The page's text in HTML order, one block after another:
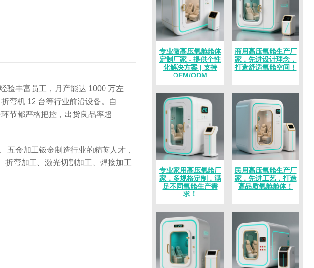
验丰富员工，月产能达 1000 万左
弯机 12 台等行业前沿设备。自
节都严格把控，出货良品率超
五金加工钣金制造行业的精英人才，
折弯加工、激光切割加工、焊接加工
专业微高压氧舱舱体
定制厂家 - 提供个性
化解决方案 | 支持
OEM/ODM
商用高压氧舱生产厂
家，先进设计理念，
打造舒适氧舱空间！
专业家用高压氧舱厂
家，多规格定制，满
足不同氧舱生产需
求！
民用高压氧舱生产厂
家，先进工艺，打造
高品质氧舱舱体！